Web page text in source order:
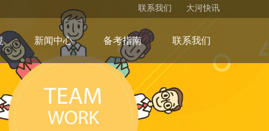
联系我们 大河快讯
新闻中心 备考指南 联系我们